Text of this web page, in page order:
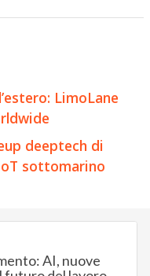
LimoLane
deeptech di
sottomarino
AI, nuove